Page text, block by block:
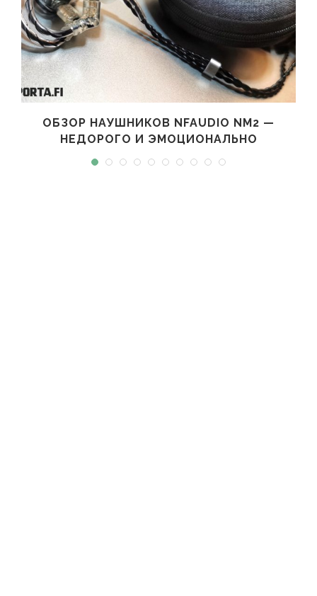
ОБЗОР НАУШНИКОВ NFAUDIO NM2 —
НЕДОРОГО И ЭМОЦИОНАЛЬНО